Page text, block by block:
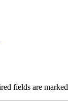
fields are marked